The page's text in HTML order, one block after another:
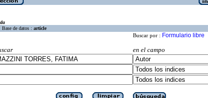
Base de datos : article
Buscar por : Formulario libre
en el campo